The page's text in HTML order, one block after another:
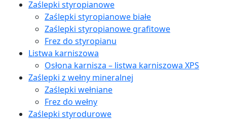
Zaślepki styropianowe
Zaślepki styropianowe białe
Zaślepki styropianowe grafitowe
Frez do styropianu
Listwa karniszowa
Osłona karnisza – listwa karniszowa XPS
Zaślepki z wełny mineralnej
Zaślepki wełniane
Frez do wełny
Zaślepki styrodurowe